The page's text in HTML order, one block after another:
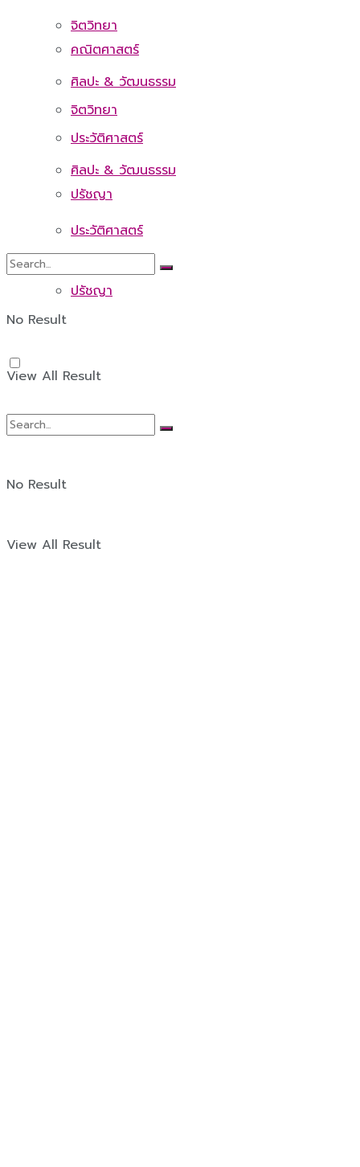
คณิตศาสตร์
จิตวิทยา
ศิลปะ & วัฒนธรรม
ประวัติศาสตร์
ปรัชญา
No Result
View All Result
จิตวิทยา
ศิลปะ & วัฒนธรรม
ประวัติศาสตร์
ปรัชญา
No Result
View All Result